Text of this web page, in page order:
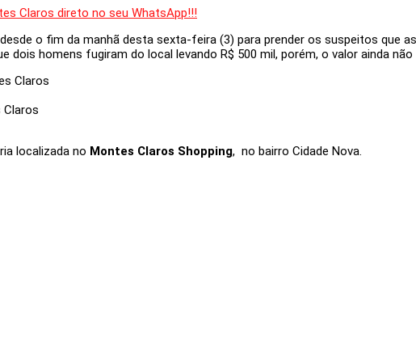
o fim da manhã desta sexta-feira (3) para prender os suspeitos que
dois homens fugiram do local levando R$ 500 mil, porém, o valor ainda
Claros
localizada no Montes Claros Shopping, no bairro Cidade Nova.